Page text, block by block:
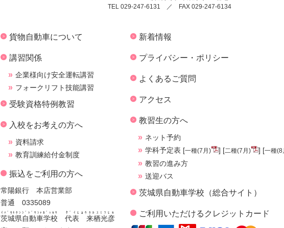
TEL 029-247-6131 ／ FAX 029-247-6134
貨物自動車について
講習関係
企業様向け安全運転講習
フォークリフト技能講習
受験資格特例教習
入校をお考えの方へ
資料請求
教育訓練給付金制度
振込をご利用の方へ
常陽銀行 本店営業部
普通 0335089
茨城県自動車学校
ｲﾊﾞﾗｷｹﾝｼﾞﾄﾞｳｼｬｶﾞｯｺｳ
代表 来栖光彦
ﾀﾞｲﾋｮｳｸﾙｽﾐﾂﾋｺ
新着情報
プライバシー・ポリシー
よくあるご質問
アクセス
教習生の方へ
ネット予約
学科予定表 [一種(7月) ] [二種(7月) ] [一種(8
教習の進み方
送迎バス
茨城県自動車学校（総合サイト）
ご利用いただけるクレジットカード